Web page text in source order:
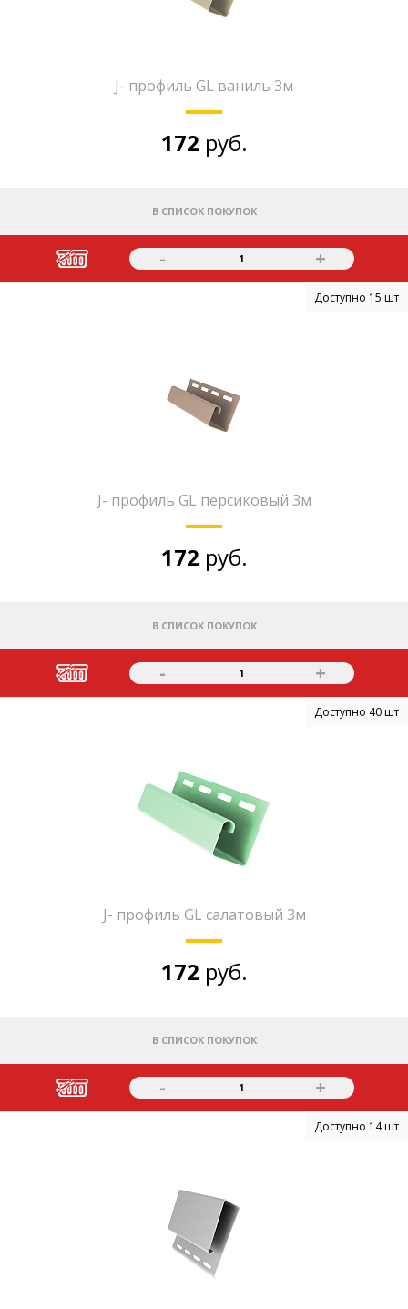
J- профиль GL ваниль 3м
172 руб.
В СПИСОК ПОКУПОК
- 1 +
Доступно 15 шт
J- профиль GL персиковый 3м
172 руб.
В СПИСОК ПОКУПОК
- 1 +
Доступно 40 шт
J- профиль GL салатовый 3м
172 руб.
В СПИСОК ПОКУПОК
- 1 +
Доступно 14 шт